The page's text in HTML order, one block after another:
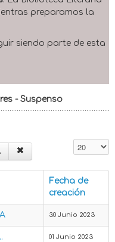
preparamos la
siendo parte de esta
- Suspenso
Fecha de
creación
30 Junio 2023
01 Junio 2023